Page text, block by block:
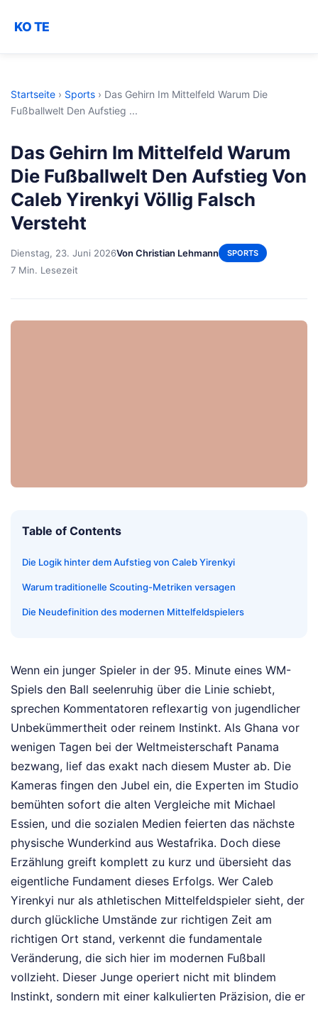
KO TE
Startseite › Sports › Das Gehirn Im Mittelfeld Warum Die
Fußballwelt Den Aufstieg ...
Das Gehirn Im Mittelfeld Warum
Die Fußballwelt Den Aufstieg Von
Caleb Yirenkyi Völlig Falsch
Versteht
Dienstag, 23. Juni 2026Von Christian Lehmann SPORTS
7 Min. Lesezeit
Table of Contents
Die Logik hinter dem Aufstieg von Caleb Yirenkyi
Warum traditionelle Scouting-Metriken versagen
Die Neudefinition des modernen Mittelfeldspielers
Wenn ein junger Spieler in der 95. Minute eines WM-
Spiels den Ball seelenruhig über die Linie schiebt,
sprechen Kommentatoren reflexartig von jugendlicher
Unbekümmertheit oder reinem Instinkt. Als Ghana vor
wenigen Tagen bei der Weltmeisterschaft Panama
bezwang, lief das exakt nach diesem Muster ab. Die
Kameras fingen den Jubel ein, die Experten im Studio
bemühten sofort die alten Vergleiche mit Michael
Essien, und die sozialen Medien feierten das nächste
physische Wunderkind aus Westafrika. Doch diese
Erzählung greift komplett zu kurz und übersieht das
eigentliche Fundament dieses Erfolgs. Wer Caleb
Yirenkyi nur als athletischen Mittelfeldspieler sieht, der
durch glückliche Umstände zur richtigen Zeit am
richtigen Ort stand, verkennt die fundamentale
Veränderung, die sich hier im modernen Fußball
vollzieht. Dieser Junge operiert nicht mit blindem
Instinkt, sondern mit einer kalkulierten Präzision, die er